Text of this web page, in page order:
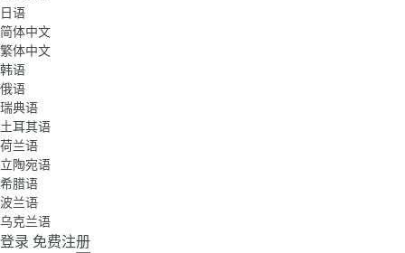
日语
简体中文
繁体中文
韩语
俄语
瑞典语
土耳其语
荷兰语
立陶宛语
希腊语
波兰语
乌克兰语
登录 免费注册